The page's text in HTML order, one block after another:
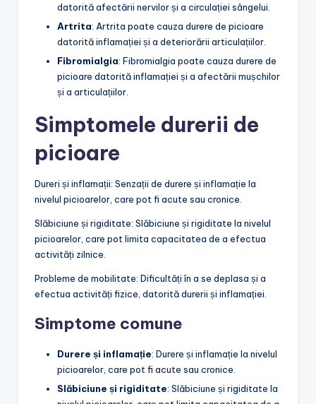
datorită afectării nervilor și a circulației sângelui.
Artrita: Artrita poate cauza durere de picioare
datorită inflamației și a deteriorării articulațiilor.
Fibromialgia: Fibromialgia poate cauza durere de
picioare datorită inflamației și a afectării mușchilor
și a articulațiilor.
Simptomele durerii de
picioare
Dureri și inflamații: Senzații de durere și inflamație la
nivelul picioarelor, care pot fi acute sau cronice.
Slăbiciune și rigiditate: Slăbiciune și rigiditate la nivelul
picioarelor, care pot limita capacitatea de a efectua
activități zilnice.
Probleme de mobilitate: Dificultăți în a se deplasa și a
efectua activități fizice, datorită durerii și inflamației.
Simptome comune
Durere și inflamație: Durere și inflamație la nivelul
picioarelor, care pot fi acute sau cronice.
Slăbiciune și rigiditate: Slăbiciune și rigiditate la